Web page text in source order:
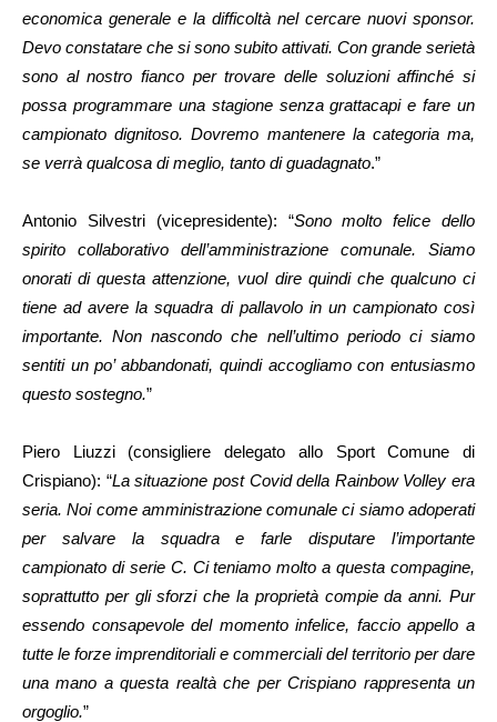
economica generale e la difficoltà nel cercare nuovi sponsor.
Devo constatare che si sono subito attivati. Con grande serietà
sono al nostro fianco per trovare delle soluzioni affinché si
possa programmare una stagione senza grattacapi e fare un
campionato dignitoso. Dovremo mantenere la categoria ma,
se verrà qualcosa di meglio, tanto di guadagnato.”
Antonio Silvestri (vicepresidente): “Sono molto felice dello
spirito collaborativo dell’amministrazione comunale. Siamo
onorati di questa attenzione, vuol dire quindi che qualcuno ci
tiene ad avere la squadra di pallavolo in un campionato così
importante. Non nascondo che nell’ultimo periodo ci siamo
sentiti un po’ abbandonati, quindi accogliamo con entusiasmo
questo sostegno.”
Piero Liuzzi (consigliere delegato allo Sport Comune di
Crispiano): “La situazione post Covid della Rainbow Volley era
seria. Noi come amministrazione comunale ci siamo adoperati
per salvare la squadra e farle disputare l’importante
campionato di serie C. Ci teniamo molto a questa compagine,
soprattutto per gli sforzi che la proprietà compie da anni. Pur
essendo consapevole del momento infelice, faccio appello a
tutte le forze imprenditoriali e commerciali del territorio per dare
una mano a questa realtà che per Crispiano rappresenta un
orgoglio.”